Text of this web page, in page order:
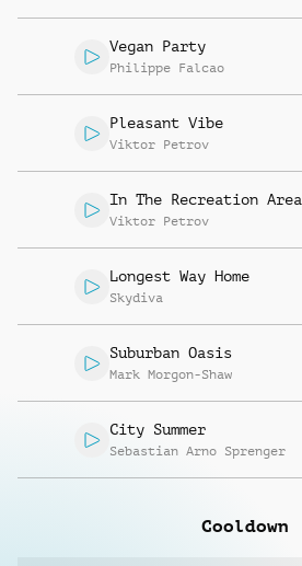
Vegan Party
Philippe Falcao
Pleasant Vibe
Viktor Petrov
In The Recreation Area
Viktor Petrov
Longest Way Home
Skydiva
Suburban Oasis
Mark Morgon-Shaw
City Summer
Sebastian Arno Sprenger
Cooldown